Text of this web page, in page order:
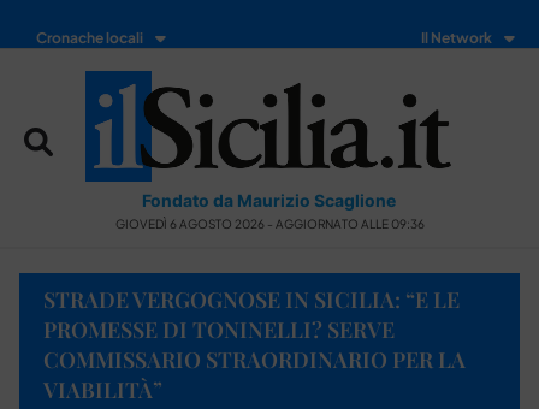
Cronache locali Il Network
Fondato da Maurizio Scaglione
GIOVEDÌ 6 AGOSTO 2026 - AGGIORNATO ALLE 09:36
STRADE VERGOGNOSE IN SICILIA: “E LE
PROMESSE DI TONINELLI? SERVE
COMMISSARIO STRAORDINARIO PER LA
VIABILITÀ”